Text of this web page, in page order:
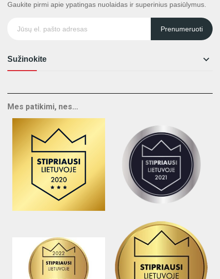
Gaukite pirmi apie ypatingas nuolaidas ir superinius pasiūlymus.
Prenumeruoti
Sužinokite 
Mes patikimi, nes...